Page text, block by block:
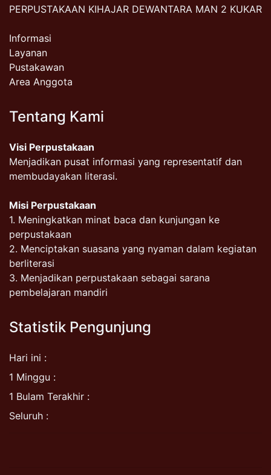
PERPUSTAKAAN KIHAJAR DEWANTARA MAN 2 KUKAR
Informasi
Layanan
Pustakawan
Area Anggota
Tentang Kami
Visi Perpustakaan
Menjadikan pusat informasi yang representatif dan
membudayakan literasi.
Misi Perpustakaan
1. Meningkatkan minat baca dan kunjungan ke
perpustakaan
2. Menciptakan suasana yang nyaman dalam kegiatan
berliterasi
3. Menjadikan perpustakaan sebagai sarana
pembelajaran mandiri
Statistik Pengunjung
Hari ini :
1 Minggu :
1 Bulam Terakhir :
Seluruh :